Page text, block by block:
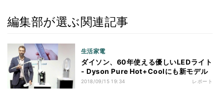
編集部が選ぶ関連記事
生活家電
ダイソン、60年使える優しいLEDライト
- Dyson Pure Hot+Coolにも新モデル
2018/09/15 19:34 レポート